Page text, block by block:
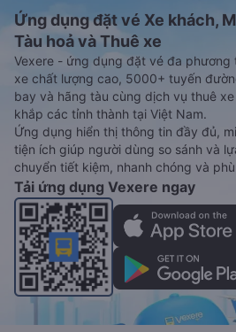
Ứng dụng đặt vé Xe khách,
Tàu hoả và Thuê xe
Vexere - ứng dụng đặt vé đa phương
xe chất lượng cao, 5000+ tuyến
bay và hãng tàu cùng dịch vụ thuê
khắp các tỉnh thành tại Việt Nam.
Ứng dụng hiển thị thông tin đầy đủ,
tiện ích giúp người dùng so sánh và
chuyển tiết kiệm, nhanh chóng và
Tải ứng dụng Vexere ngay